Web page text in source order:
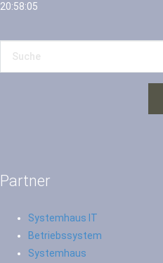
20:58:06
Partner
Systemhaus IT
Betriebssystem
Systemhaus